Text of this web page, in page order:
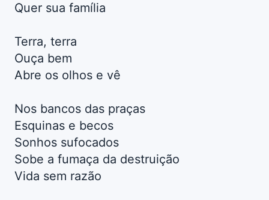
Quer sua família
Terra, terra
Ouça bem
Abre os olhos e vê
Nos bancos das praças
Esquinas e becos
Sonhos sufocados
Sobe a fumaça da destruição
Vida sem razão